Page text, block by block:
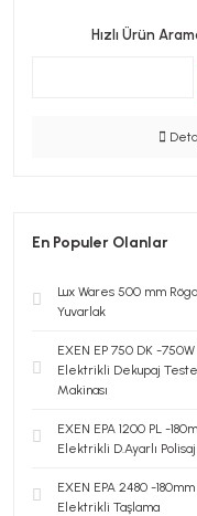
Hızlı Ürün
En Populer Olanlar
Lux Wares 500 mm
Yuvarlak
EXEN EP 750 DK -
Elektrikli Dekupaj
Makinası
EXEN EPA 1200 PL -
Elektrikli D.Ayarlı Polisaj
EXEN EPA 2480 -
Elektrikli Taşlama